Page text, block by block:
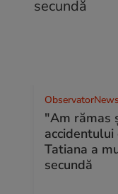
"Am rămas
accidentului
Tatiana a
secundă